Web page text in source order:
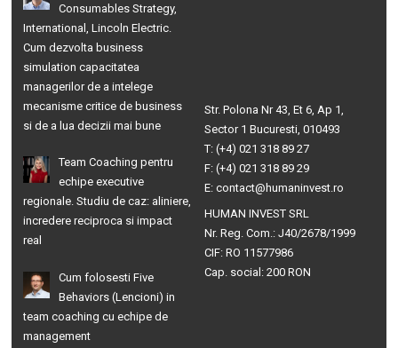
Consumables Strategy,
International, Lincoln Electric.
Cum dezvolta business
simulation capacitatea
managerilor de a intelege
mecanisme critice de business
si de a lua decizii mai bune
Team Coaching pentru
echipe executive
regionale. Studiu de caz: aliniere,
incredere reciproca si impact
real
Cum folosesti Five
Behaviors (Lencioni) in
team coaching cu echipe de
management
Str. Polona Nr 43, Et 6, Ap 1,
Sector 1 Bucuresti, 010493
T: (+4) 021 318 89 27
F: (+4) 021 318 89 29
E: contact@humaninvest.ro
HUMAN INVEST SRL
Nr. Reg. Com.: J40/2678/1999
CIF: RO 11577986
Cap. social: 200 RON